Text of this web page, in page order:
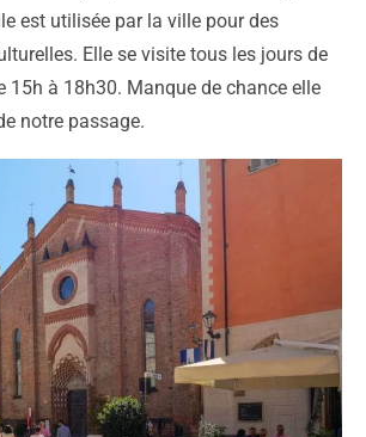
est utilisée par la ville pour des
Elle se visite tous les jours de
15h à 18h30. Manque de chance elle
notre passage.